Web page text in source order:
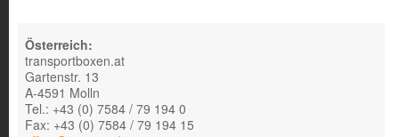
Österreich:
transportboxen.at
Gartenstr. 13
A-4591 Molln
Tel.: +43 (0) 7584 / 79 194 0
Fax: +43 (0) 7584 / 79 194 15